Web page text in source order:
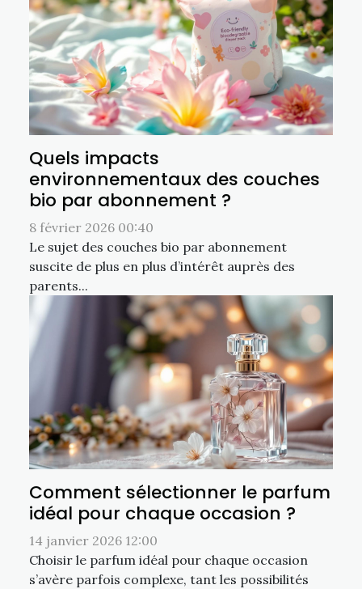
Quels impacts
environnementaux des couches
bio par abonnement ?
8 février 2026 00:40
Le sujet des couches bio par abonnement
suscite de plus en plus d’intérêt auprès des
parents...
Comment sélectionner le parfum
idéal pour chaque occasion ?
14 janvier 2026 12:00
Choisir le parfum idéal pour chaque occasion
s’avère parfois complexe, tant les possibilités